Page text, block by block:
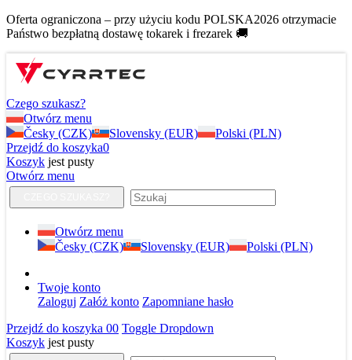
Oferta ograniczona – przy użyciu kodu POLSKA2026 otrzymacie
Państwo bezpłatną dostawę tokarek i frezarek 🚚
Czego szukasz?
Otwórz menu
Česky (CZK)
Slovensky (EUR)
Polski (PLN)
Przejdź do koszyka0
Koszyk jest pusty
Otwórz menu
Otwórz menu
Česky (CZK)
Slovensky (EUR) Polski (PLN)
Twoje konto
Zaloguj Załóż konto Zapomniane hasło
Przejdź do koszyka 00 Toggle Dropdown
Koszyk jest pusty